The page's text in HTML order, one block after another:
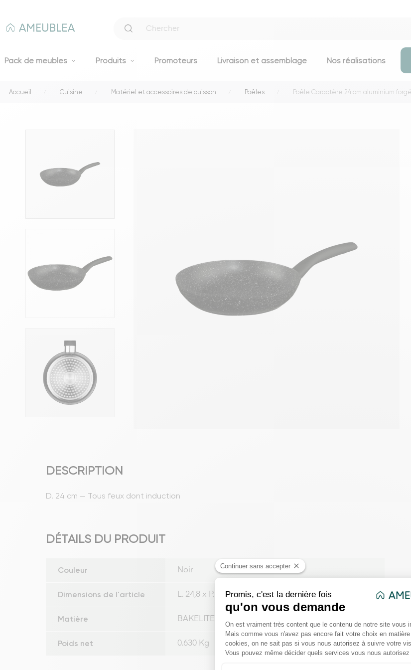
Pack de meubles Produits
Voir toute la literie
Promoteurs Livraison et assemblage Nos réalisations
Accueil Cuisine Matériel et accessoires de cuisson Poêles Poêle Caractère 24 cm aluminium forgé
DESCRIPTION
D. 24 cm — Tous feux dont induction
DÉTAILS DU PRODUIT
Couleur Noir
Dimensions de l'article L. 24,8 x P. 42,4 x H. 6,7 cm
Matière BAKELITE/ALUMINIUM
Poids net 0.630 Kg